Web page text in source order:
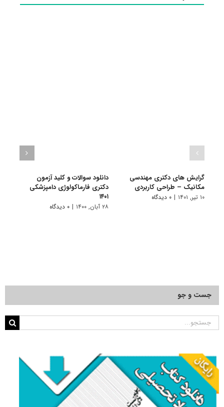
گرایش های دکتری مهندسی
مکانیک – طراحی کاربردی
۱۰ تیر, ۱۴۰۱ | ۰ دیدگاه
دانلود سوالات و کلید آزمون
دکتری فارماکولوژی دامپزشکی
۱۴۰۱
۲۸ آبان, ۱۴۰۰ | ۰ دیدگاه
جست و جو
جستجو